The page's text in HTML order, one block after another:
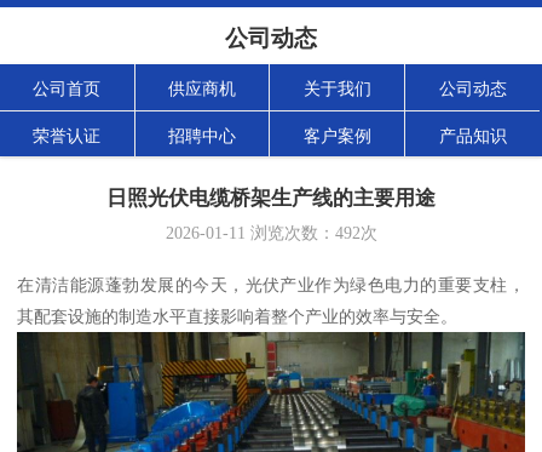
公司动态
公司首页 供应商机 关于我们 公司动态
荣誉认证 招聘中心 客户案例 产品知识
日照光伏电缆桥架生产线的主要用途
2026-01-11 浏览次数： 492次
在清洁能源蓬勃发展的今天，光伏产业作为绿色电力的重要支柱，
其配套设施的制造水平直接影响着整个产业的效率与安全。